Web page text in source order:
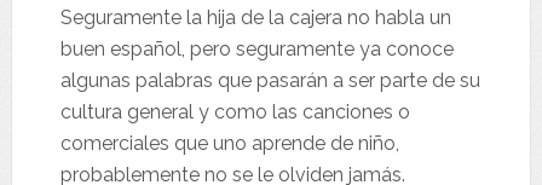
Seguramente la hija de la cajera no habla un
buen español, pero seguramente ya conoce
algunas palabras que pasarán a ser parte de su
cultura general y como las canciones o
comerciales que uno aprende de niño,
probablemente no se le olviden jamás.